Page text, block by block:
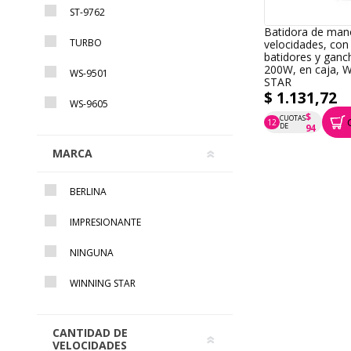
Batidora de
velocidades, con
batidores y
200W, en caja,
STAR
$ 1.131,72
12 CUOTAS
DE
$
94
P.T.F. $ 1.132
ST-9762
TURBO
WS-9501
WS-9605
MARCA
BERLINA
IMPRESIONANTE
NINGUNA
WINNING STAR
CANTIDAD DE
VELOCIDADES